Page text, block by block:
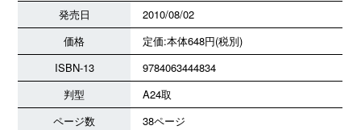
発売日
2010/08/02
価格
定価:本体648円(税別)
ISBN-13
9784063444834
判型
A24取
ページ数
38ページ